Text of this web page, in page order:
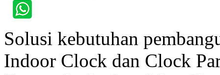
Solusi kebutuhan
Indoor Clock dan Clock